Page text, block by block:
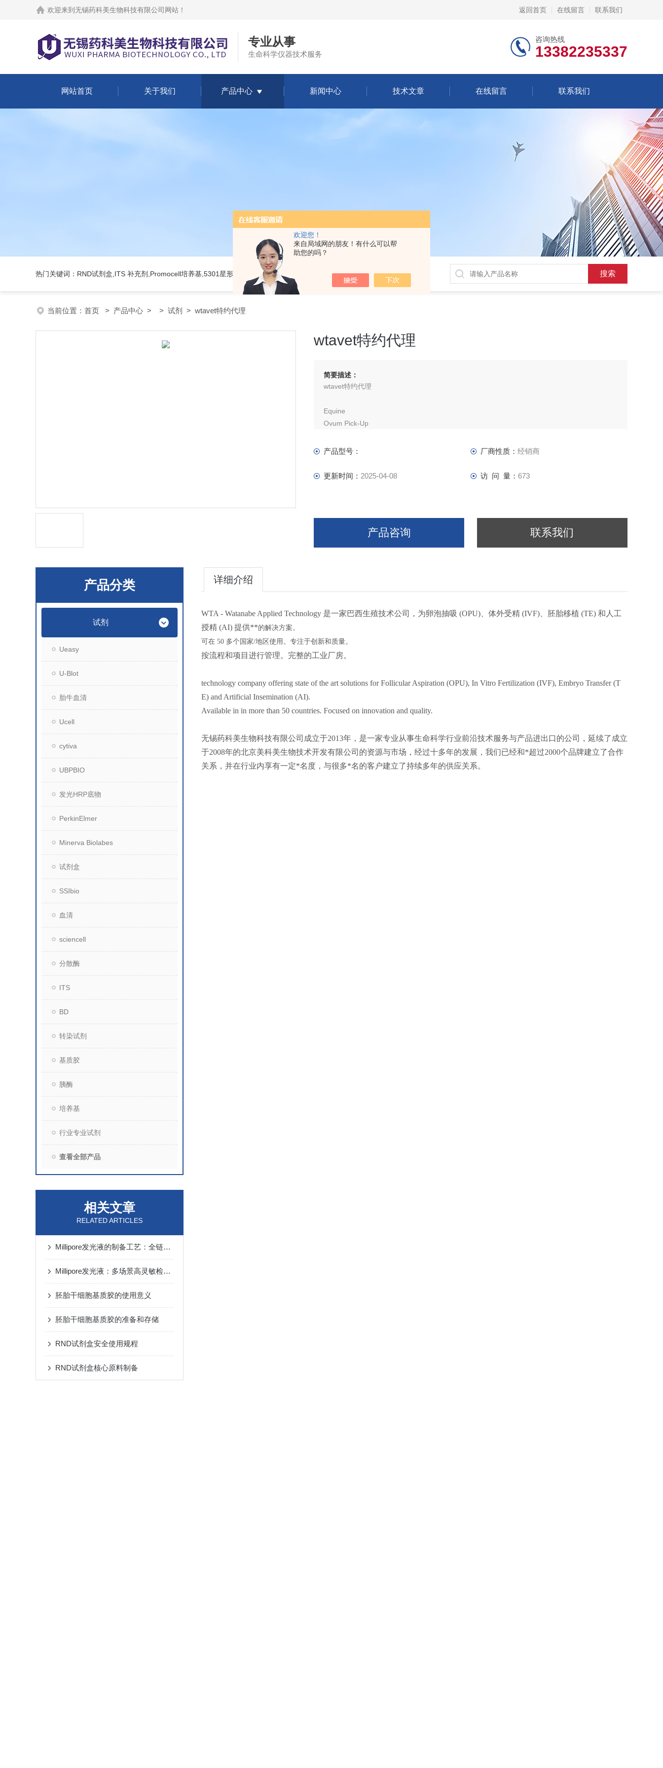
欢迎您！
来自局域网的朋友！有什么可以帮
助您的吗？
欢迎来到 无锡药科美生物科技有限公司网站 ！ 返回首页 在线留言 联系我们
专业从事
生命科学仪器技术服务
咨询热线
13382235337
网站首页 关于我们 产品中心 新闻中心 技术文章 在线留言 联系我们
热门关键词：RND试剂盒,ITS 补充剂,Promocell培养基,5301星形细胞培养基
当前位置： 首页 > 产品中心 > > 试剂 > wtavet特约代理
wtavet特约代理
简要描述：
wtavet特约代理
Equine
Ovum Pick-Up
Artificial Insemination
Artificial Insemination
产品型号： 厂商性质： 经销商
更新时间： 2025-04-08 访 问 量： 673
产品咨询 联系我们
产品分类
试剂
Ueasy
U-Blot
胎牛血清
Ucell
cytiva
UBPBIO
发光HRP底物
PerkinElmer
Minerva Biolabes
试剂盒
SSIbio
血清
sciencell
分散酶
ITS
BD
转染试剂
基质胶
胰酶
培养基
行业专业试剂
查看全部产品
相关文章
RELATED ARTICLES
Millipore发光液的制备工艺：全链路质控保障检测性能稳定
Millipore发光液：多场景高灵敏检测的核心试剂支撑
胚胎干细胞基质胶的使用意义
胚胎干细胞基质胶的准备和存储
RND试剂盒安全使用规程
RND试剂盒核心原料制备
详细介绍
WTA - Watanabe Applied Technology 是一家巴西生殖技术公司，为卵泡抽吸 (OPU)、体外受精 (IVF)、胚胎移植 (TE) 和人工
授精 (AI) 提供**的解决方案。
可在 50 多个国家/地区使用。专注于创新和质量。
按流程和项目进行管理。完整的工业厂房。
technology company offering state of the art solutions for Follicular Aspiration (OPU), In Vitro Fertilization (IVF), Embryo Transfer (T
E) and Artificial Insemination (AI).
Available in in more than 50 countries. Focused on innovation and quality.
无锡药科美生物科技有限公司成立于2013年，是一家专业从事生命科学行业前沿技术服务与产品进出口的公司，延续了成立
于2008年的北京美科美生物技术开发有限公司的资源与市场，经过十多年的发展，我们已经和*超过2000个品牌建立了合作
关系，并在行业内享有一定*名度，与很多*名的客户建立了持续多年的供应关系。